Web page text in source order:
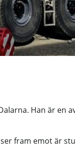
Han är en
fram emot är